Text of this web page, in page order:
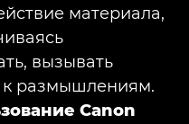
материала,
вызывать
размышлениям.
Canon